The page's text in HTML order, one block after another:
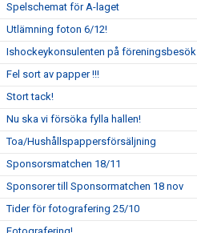
Spelschemat för A-laget
Utlämning foton 6/12!
Ishockeykonsulenten på föreningsbesök
Fel sort av papper !!!
Stort tack!
Nu ska vi försöka fylla hallen!
Toa/Hushållspappersförsäljning
Sponsorsmatchen 18/11
Sponsorer till Sponsormatchen 18 nov
Tider för fotografering 25/10